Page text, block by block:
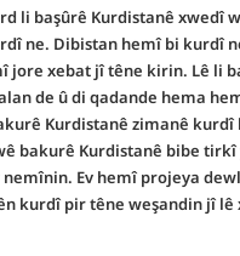
li başûrê Kurdistanê xwedî
ne. Dibistan hemî bi kurdî
jore xebat jî têne kirin. Lê li
de û di qadande hema
Kurdistanê zimanê
bakurê Kurdistanê bibe
Ev hemî projeya
kurdî pir têne weşandin jî lê